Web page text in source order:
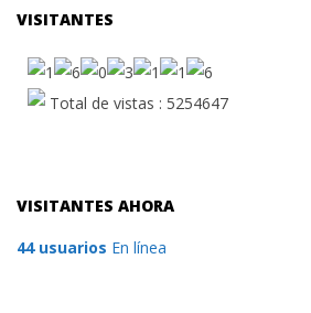
VISITANTES
Total de vistas : 5254647
VISITANTES AHORA
44 usuarios En línea